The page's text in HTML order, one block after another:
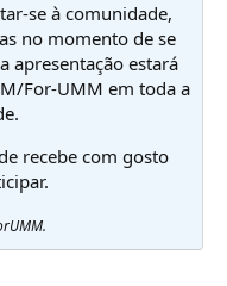
se à comunidade,
no momento de se
apresentação estará
For-UMM em toda a
recebe com gosto